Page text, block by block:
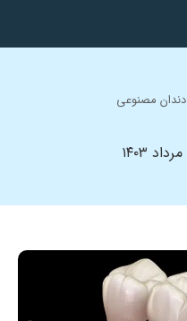
دندان مصنوعی